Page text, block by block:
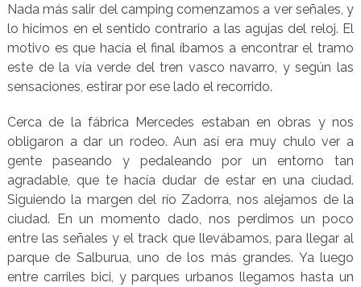
Nada más salir del camping comenzamos a ver señales, y
lo hicimos en el sentido contrario a las agujas del reloj. El
motivo es que hacía el final íbamos a encontrar el tramo
este de la vía verde del tren vasco navarro, y según las
sensaciones, estirar por ese lado el recorrido.
Cerca de la fábrica Mercedes estaban en obras y nos
obligaron a dar un rodeo. Aun así era muy chulo ver a
gente paseando y pedaleando por un entorno tan
agradable, que te hacía dudar de estar en una ciudad.
Siguiendo la margen del río Zadorra, nos alejamos de la
ciudad. En un momento dado, nos perdimos un poco
entre las señales y el track que llevábamos, para llegar al
parque de Salburua, uno de los más grandes. Ya luego
entre carriles bici, y parques urbanos llegamos hasta un